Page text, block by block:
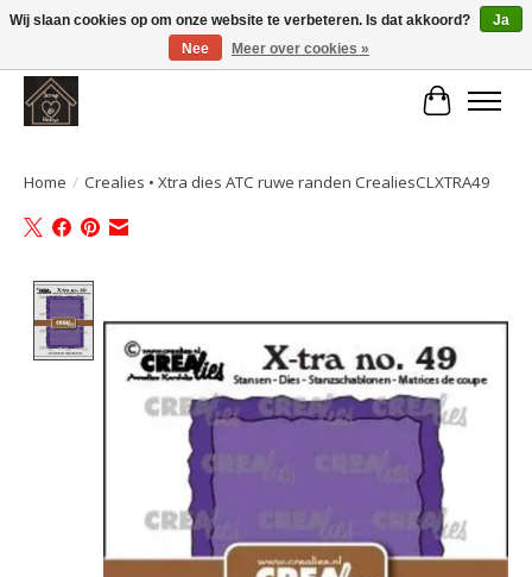
Large selection of products and fast shipping!
Home / Crealies • Xtra dies ATC ruwe randen CrealiesCLXTRA49
Wij slaan cookies op om onze website te verbeteren. Is dat akkoord?
Ja
Nee
Meer over cookies »